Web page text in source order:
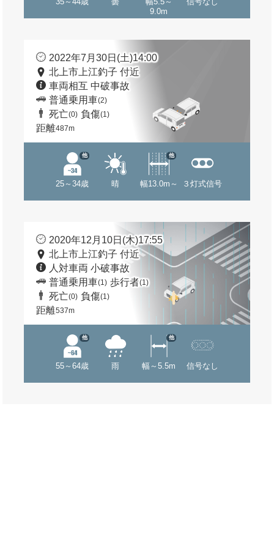
9.0m
2022年7月30日(土)14:00
北上市上江釣子 付近
車両相互 中破事故
普通乗用車(2)
死亡(0) 負傷(1)
距離487m
25～34歳
他
晴 幅13.0m～
他
３灯式信号
2020年12月10日(木)17:55
北上市上江釣子 付近
人対車両 小破事故
普通乗用車(1) 歩行者(1)
死亡(0) 負傷(1)
距離537m
55～64歳
他
雨 幅～5.5m
他
信号なし